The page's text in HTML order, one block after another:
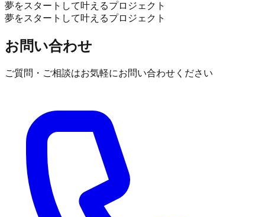
夢をスタートして叶えるプロジェクト
夢をスタートして叶えるプロジェクト
お問い合わせ
ご質問・ご相談はお気軽にお問い合わせください